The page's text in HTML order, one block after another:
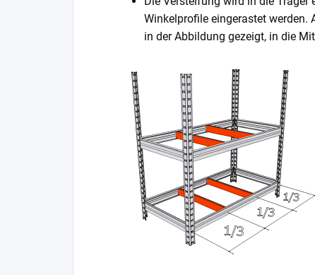
Winkelprofile eingerastet werden.
in der Abbildung gezeigt, in die